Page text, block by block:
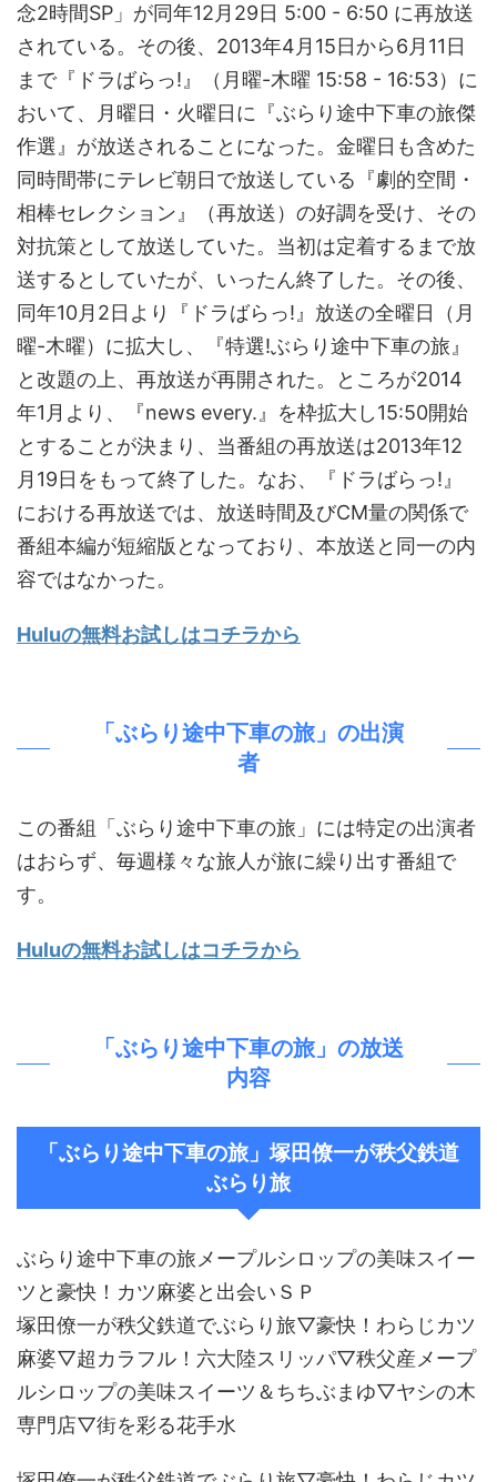
念2時間SP」が同年12月29日 5:00 - 6:50 に再放送
されている。その後、2013年4月15日から6月11日
まで『ドラばらっ!』（月曜-木曜 15:58 - 16:53）に
おいて、月曜日・火曜日に『ぶらり途中下車の旅傑
作選』が放送されることになった。金曜日も含めた
同時間帯にテレビ朝日で放送している『劇的空間・
相棒セレクション』（再放送）の好調を受け、その
対抗策として放送していた。当初は定着するまで放
送するとしていたが、いったん終了した。その後、
同年10月2日より『ドラばらっ!』放送の全曜日（月
曜-木曜）に拡大し、『特選!ぶらり途中下車の旅』
と改題の上、再放送が再開された。ところが2014
年1月より、『news every.』を枠拡大し15:50開始
とすることが決まり、当番組の再放送は2013年12
月19日をもって終了した。なお、『ドラばらっ!』
における再放送では、放送時間及びCM量の関係で
番組本編が短縮版となっており、本放送と同一の内
容ではなかった。
Huluの無料お試しはコチラから
「ぶらり途中下車の旅」の出演
者
この番組「ぶらり途中下車の旅」には特定の出演者
はおらず、毎週様々な旅人が旅に繰り出す番組で
す。
Huluの無料お試しはコチラから
「ぶらり途中下車の旅」の放送
内容
「ぶらり途中下車の旅」塚田僚一が秩父鉄道
ぶらり旅
ぶらり途中下車の旅メープルシロップの美味スイー
ツと豪快！カツ麻婆と出会いＳＰ
塚田僚一が秩父鉄道でぶらり旅▽豪快！わらじカツ
麻婆▽超カラフル！六大陸スリッパ▽秩父産メープ
ルシロップの美味スイーツ＆ちちぶまゆ▽ヤシの木
専門店▽街を彩る花手水